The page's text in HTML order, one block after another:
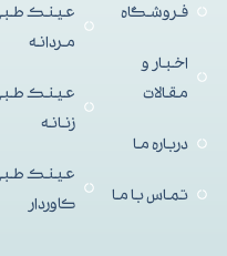
فروشگاه
اخبار و
مقالات
درباره ما
تماس با ما
عینک
مردانه
عینک
زنانه
عینک
کاوردار